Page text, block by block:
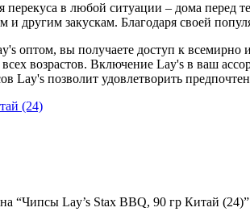
перекуса в любой ситуации – дома перед
другим закускам. Благодаря своей
оптом, вы получаете доступ к всемирно
возрастов. Включение Lay's в ваш
Lay's позволит удовлетворить
“Чипсы Lay’s Stax BBQ, 90 гр Китай (24)”